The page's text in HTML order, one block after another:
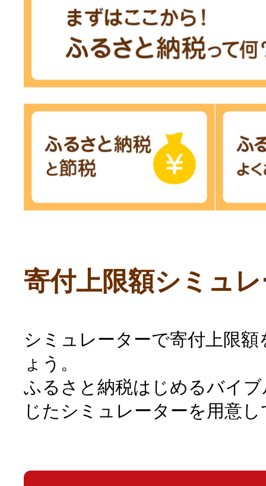
寄付上限額シミュ
シミュレーターで寄付上限
ょう。
ふるさと納税はじめるバイ
じたシミュレーターを用意